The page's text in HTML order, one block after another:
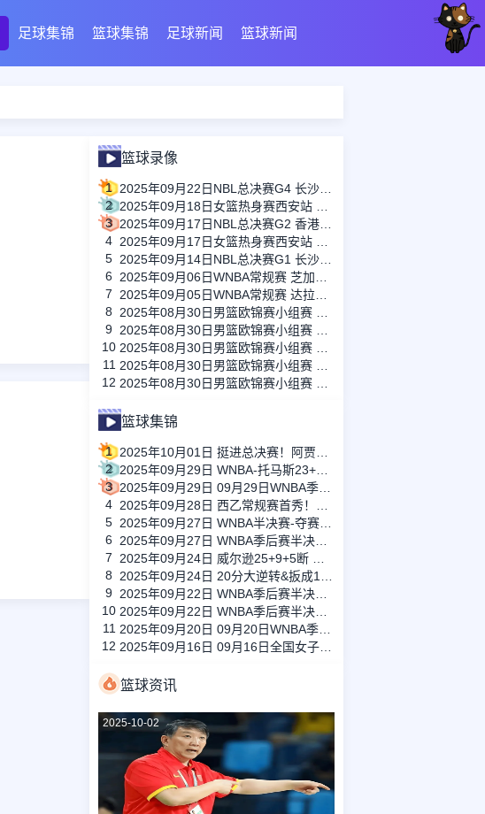
足球集锦 篮球集锦 足球新闻 篮球新闻
篮球录像
1
2
3
4
5
6
7
8
9
10
11
12
篮球集锦
1
2
3
4
5
6
7
8
9
10
11
12
篮球资讯
2025-10-02